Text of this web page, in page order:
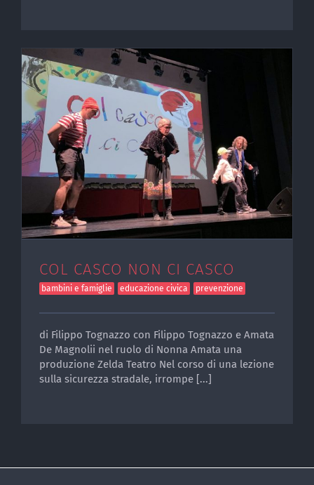
COL CASCO NON CI CASCO
bambini e famiglie educazione civica prevenzione
di Filippo Tognazzo con Filippo Tognazzo e Amata
De Magnolii nel ruolo di Nonna Amata una
produzione Zelda Teatro Nel corso di una lezione
sulla sicurezza stradale, irrompe [...]